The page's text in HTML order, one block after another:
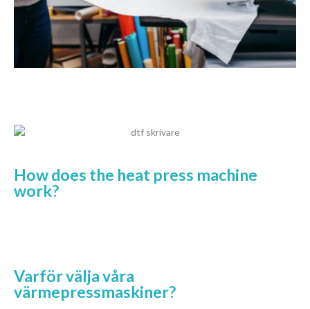
How does the heat press machine
work?
Varför välja våra
värmepressmaskiner?